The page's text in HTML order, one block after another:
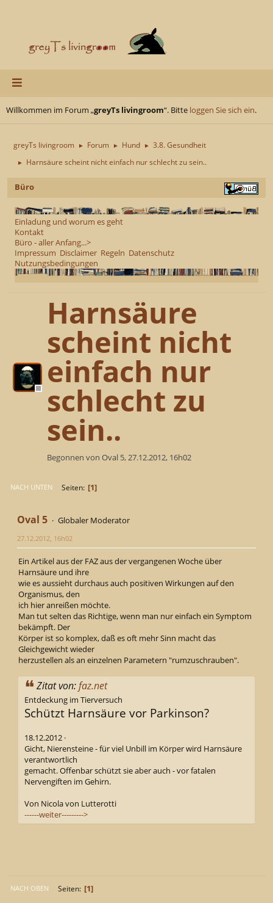
Willkommen im Forum „greyTs livingroom“. Bitte loggen Sie sich ein.
greyTs livingroom ► Forum ► Hund ► 3.8. Gesundheit
► Harnsäure scheint nicht einfach nur schlecht zu sein..
Büro
Einladung und worum es geht
Kontakt
Büro - aller Anfang...>
Impressum Disclaimer Regeln Datenschutz
Nutzungsbedingungen
Harnsäure
scheint nicht
einfach nur
schlecht zu
sein..
Begonnen von Oval 5, 27.12.2012, 16h02
NACH UNTEN Seiten 1
Oval 5 Globaler Moderator
27.12.2012, 16h02
Ein Artikel aus der FAZ aus der vergangenen Woche über
Harnsäure und ihre
wie es aussieht durchaus auch positiven Wirkungen auf den
Organismus, den
ich hier anreißen möchte.
Man tut selten das Richtige, wenn man nur einfach ein Symptom
bekämpft. Der
Körper ist so komplex, daß es oft mehr Sinn macht das
Gleichgewicht wieder
herzustellen als an einzelnen Parametern "rumzuschrauben".
Zitat von:faz.net
Entdeckung im Tierversuch
Schützt Harnsäure vor Parkinson?
18.12.2012 ·
Gicht, Nierensteine - für viel Unbill im Körper wird Harnsäure
verantwortlich
gemacht. Offenbar schützt sie aber auch - vor fatalen
Nervengiften im Gehirn.
Von Nicola von Lutterotti
------weiter--------->
NACH OBEN Seiten 1